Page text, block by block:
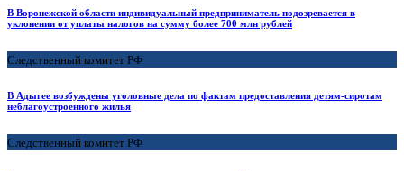
В Воронежской области индивидуальный предприниматель подозревается в
уклонении от уплаты налогов на сумму более 700 млн рублей
Следственный комитет РФ
В Адыгее возбуждены уголовные дела по фактам предоставления детям-сиротам
неблагоустроенного жилья
Следственный комитет РФ